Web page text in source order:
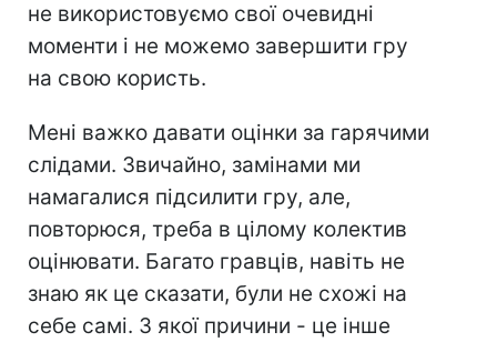
не використовуємо свої очевидні
моменти і не можемо завершити гру
на свою користь.
Мені важко давати оцінки за гарячими
слідами. Звичайно, замінами ми
намагалися підсилити гру, але,
повторюся, треба в цілому колектив
оцінювати. Багато гравців, навіть не
знаю як це сказати, були не схожі на
себе самі. З якої причини - це інше